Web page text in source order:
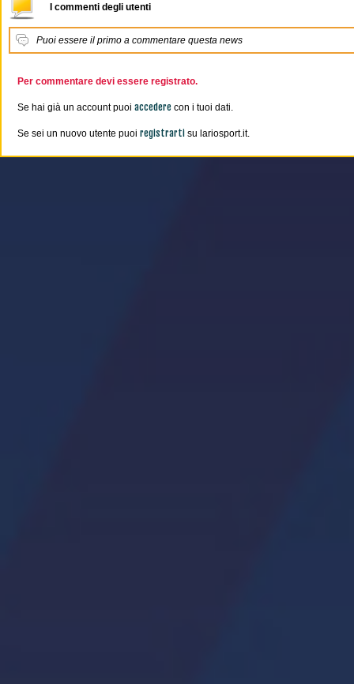
I commenti degli utenti
Puoi essere il primo a commentare questa news
Per commentare devi essere registrato.
Se hai già un account puoi accedere con i tuoi dati.
Se sei un nuovo utente puoi registrarti su lariosport.it.